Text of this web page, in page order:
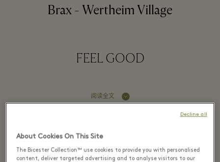
Brax - Wertheim Village
FEEL GOOD
阅读全文
About Cookies On This Site
The Bicester Collection™ use cookies to provide you with personalised
content, deliver targeted advertising and to analyse visitors to our
Decline all